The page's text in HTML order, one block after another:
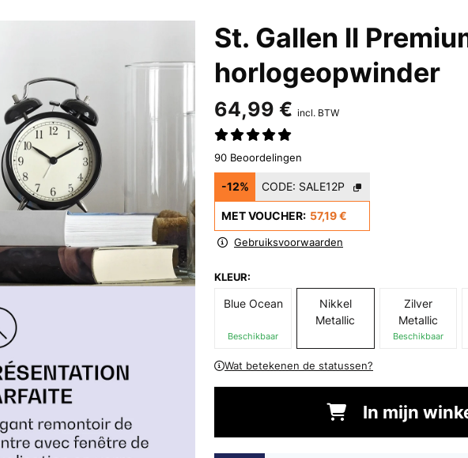
St. Gallen ll
horlogeopwinder
64,99 € incl. BTW
90 Beoordelingen
-12% CODE: SALE12P
MET VOUCHER: 57,19 €
Gebruiksvoorwaarden
KLEUR:
Blue Ocean
Beschikbaar
Nikkel
Metallic
Zilver
Metallic
Beschikbaar
Wat betekenen de statussen?
In mijn